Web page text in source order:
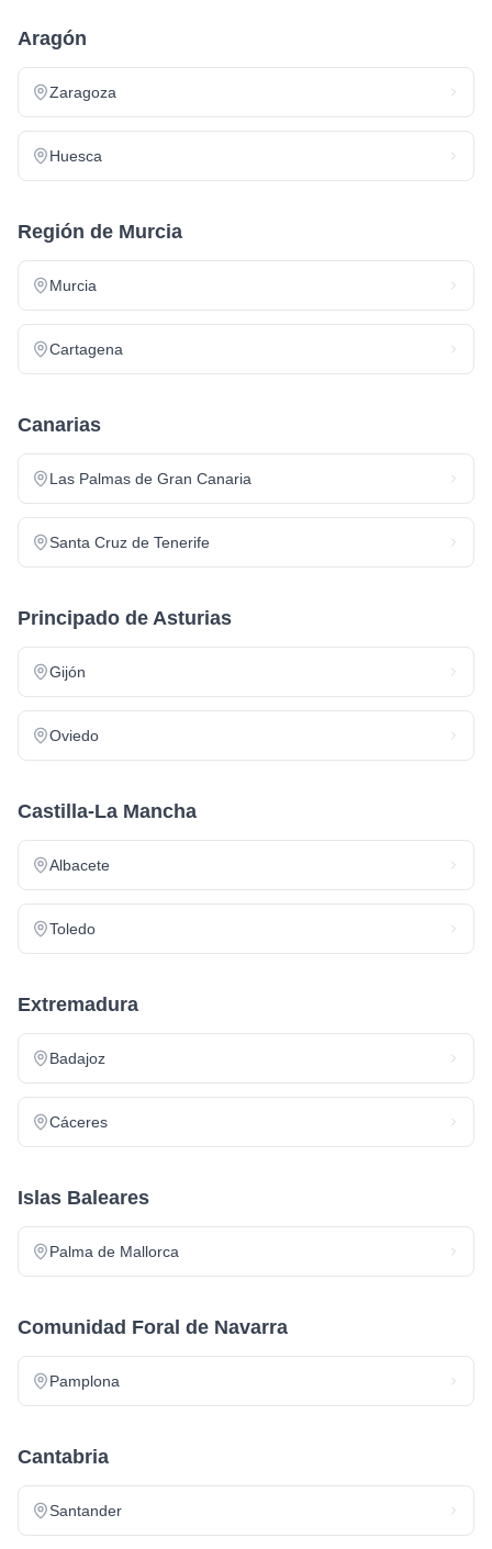
Aragón
Zaragoza
Huesca
Región de Murcia
Murcia
Cartagena
Canarias
Las Palmas de Gran Canaria
Santa Cruz de Tenerife
Principado de Asturias
Gijón
Oviedo
Castilla-La Mancha
Albacete
Toledo
Extremadura
Badajoz
Cáceres
Islas Baleares
Palma de Mallorca
Comunidad Foral de Navarra
Pamplona
Cantabria
Santander